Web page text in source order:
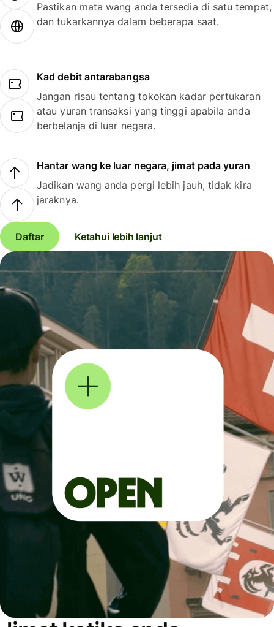
Pastikan mata wang anda tersedia di satu tempat,
dan tukarkannya dalam beberapa saat.
Kad debit antarabangsa
Jangan risau tentang tokokan kadar pertukaran
atau yuran transaksi yang tinggi apabila anda
berbelanja di luar negara.
Hantar wang ke luar negara, jimat pada yuran
Jadikan wang anda pergi lebih jauh, tidak kira
jaraknya.
Daftar Ketahui lebih lanjut